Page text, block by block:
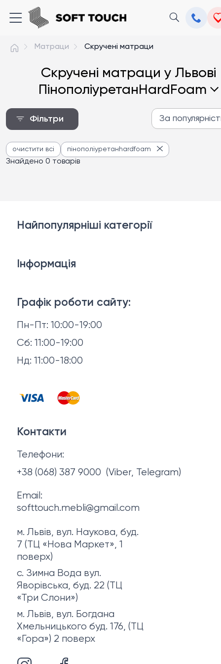
Матраци Скручені матраци
Скручені матраци у Львові
ПінополіуретанHardFoam
Фільтри За
За популярністю
Від дешевих до
Знайдено 0 товарів
очистити всі пінополіуретанhardfoam
Графік роботи сайту:
Пн-Пт: 10:00-19:00
Сб: 11:00-19:00
Нд: 11:00-18:00
Найпопулярніші категорії
Матраци
Аксесуари для сну
Тумби та комоди
Інформація
Повернення й обмін
Відгуки
Контакти
Політика конфіденційності
Контакти
Телефони:
+38 (068) 387 9000 (Viber, Telegram)
Email:
softtouch.mebli@gmail.com
м. Львів, вул. Наукова, буд.
7 (ТЦ «Нова Маркет», 1
поверх)
с. Зимна Вода вул.
Яворівська, буд. 22 (ТЦ
«Три Слони»)
м. Львів, вул. Богдана
Хмельницького буд. 176, (ТЦ
«Гора») 2 поверх